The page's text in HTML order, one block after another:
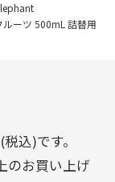
ーツ 500mL 詰替用
込)です。
のお買い上げ